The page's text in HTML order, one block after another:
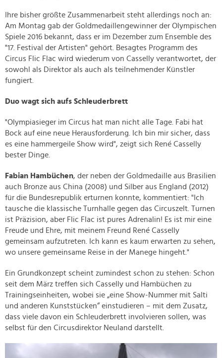
Ihre bisher größte Zusammenarbeit steht allerdings noch an:
Am Montag gab der Goldmedaillengewinner der Olympischen
Spiele 2016 bekannt, dass er im Dezember zum Ensemble des
"17. Festival der Artisten" gehört. Besagtes Programm des
Circus Flic Flac wird wiederum von Casselly verantwortet, der
sowohl als Direktor als auch als teilnehmender Künstler
fungiert.
Duo wagt sich aufs Schleuderbrett
"Olympiasieger im Circus hat man nicht alle Tage. Fabi hat
Bock auf eine neue Herausforderung. Ich bin mir sicher, dass
es eine hammergeile Show wird", zeigt sich René Casselly
bester Dinge.
Fabian Hambüchen, der neben der Goldmedaille aus Brasilien
auch Bronze aus China (2008) und Silber aus England (2012)
für die Bundesrepublik erturnen konnte, kommentiert: "Ich
tausche die klassische Turnhalle gegen das Circuszelt. Turnen
ist Präzision, aber Flic Flac ist pures Adrenalin! Es ist mir eine
Freude und Ehre, mit meinem Freund René Casselly
gemeinsam aufzutreten. Ich kann es kaum erwarten zu sehen,
wo unsere gemeinsame Reise in der Manege hingeht."
Ein Grundkonzept scheint zumindest schon zu stehen: Schon
seit dem März treffen sich Casselly und Hambüchen zu
Trainingseinheiten, wobei sie „eine Show-Nummer mit Salti
und anderen Kunststücken“ einstudieren – mit dem Zusatz,
dass viele davon ein Schleuderbrett involvieren sollen, was
selbst für den Circusdirektor Neuland darstellt.